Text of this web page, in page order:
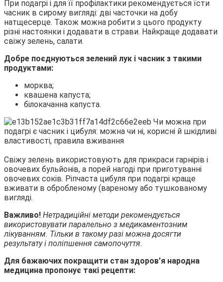
При подагрі і для її профілактики рекомендується їсти
часник в сирому вигляді: дві часточки на добу
натщесерце. Також можна робити з цього продукту
різні настоянки і додавати в страви. Найкраще додавати
свіжу зелень, салати.
Добре поєднуються зелений лук і часник з такими
продуктами:
морква;
квашена капуста;
білокачанна капуста.
Свіжу зелень використовують для прикраси гарнірів і
овочевих бульйонів, а порей нагоді при приготуванні
овочевих соків. Ріпчаста цибуля при подагрі краще
вживати в обробленому (вареному або тушкованому
вигляді.
Важливо! Нетрадиційні методи рекомендується
використовувати паралельно з медикаментозним
лікуванням. Тільки в такому разі можна досягти
результату і поліпшення самопочуття.
Для бажаючих покращити стан здоров’я народна
медицина пропонує такі рецепти: